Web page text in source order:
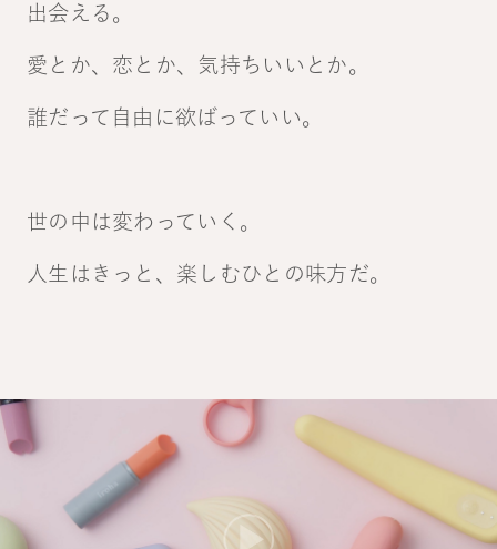
出会える。
愛とか、恋とか、気持ちいいとか。
誰だって自由に欲ばっていい。
世の中は変わっていく。
人生はきっと、楽しむひとの味方だ。